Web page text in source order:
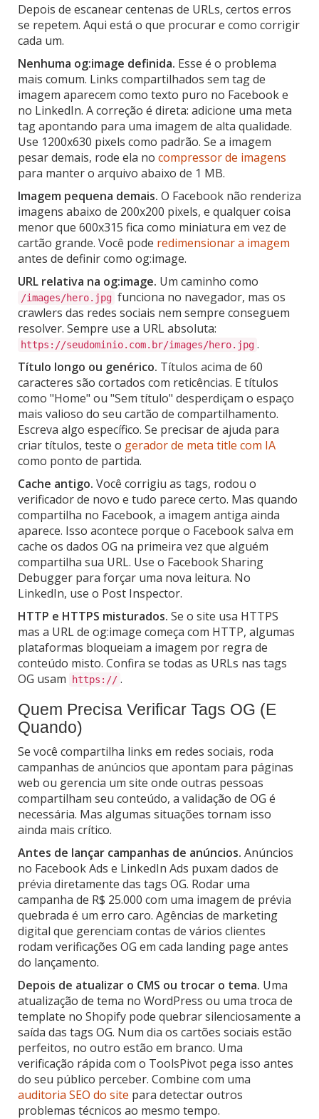
Depois de escanear centenas de URLs, certos erros
se repetem. Aqui está o que procurar e como corrigir
cada um.
Nenhuma og:image definida. Esse é o problema
mais comum. Links compartilhados sem tag de
imagem aparecem como texto puro no Facebook e
no LinkedIn. A correção é direta: adicione uma meta
tag apontando para uma imagem de alta qualidade.
Use 1200x630 pixels como padrão. Se a imagem
pesar demais, rode ela no compressor de imagens
para manter o arquivo abaixo de 1 MB.
Imagem pequena demais. O Facebook não renderiza
imagens abaixo de 200x200 pixels, e qualquer coisa
menor que 600x315 fica como miniatura em vez de
cartão grande. Você pode redimensionar a imagem
antes de definir como og:image.
URL relativa na og:image. Um caminho como
/images/hero.jpg funciona no navegador, mas os
crawlers das redes sociais nem sempre conseguem
resolver. Sempre use a URL absoluta:
https://seudominio.com.br/images/hero.jpg .
Título longo ou genérico. Títulos acima de 60
caracteres são cortados com reticências. E títulos
como "Home" ou "Sem título" desperdiçam o espaço
mais valioso do seu cartão de compartilhamento.
Escreva algo específico. Se precisar de ajuda para
criar títulos, teste o gerador de meta title com IA
como ponto de partida.
Cache antigo. Você corrigiu as tags, rodou o
verificador de novo e tudo parece certo. Mas quando
compartilha no Facebook, a imagem antiga ainda
aparece. Isso acontece porque o Facebook salva em
cache os dados OG na primeira vez que alguém
compartilha sua URL. Use o Facebook Sharing
Debugger para forçar uma nova leitura. No
LinkedIn, use o Post Inspector.
HTTP e HTTPS misturados. Se o site usa HTTPS
mas a URL de og:image começa com HTTP, algumas
plataformas bloqueiam a imagem por regra de
conteúdo misto. Confira se todas as URLs nas tags
OG usam
https:// .
Quem Precisa Verificar Tags OG (E
Quando)
Se você compartilha links em redes sociais, roda
campanhas de anúncios que apontam para páginas
web ou gerencia um site onde outras pessoas
compartilham seu conteúdo, a validação de OG é
necessária. Mas algumas situações tornam isso
ainda mais crítico.
Antes de lançar campanhas de anúncios. Anúncios
no Facebook Ads e LinkedIn Ads puxam dados de
prévia diretamente das tags OG. Rodar uma
campanha de R$ 25.000 com uma imagem de prévia
quebrada é um erro caro. Agências de marketing
digital que gerenciam contas de vários clientes
rodam verificações OG em cada landing page antes
do lançamento.
Depois de atualizar o CMS ou trocar o tema. Uma
atualização de tema no WordPress ou uma troca de
template no Shopify pode quebrar silenciosamente a
saída das tags OG. Num dia os cartões sociais estão
perfeitos, no outro estão em branco. Uma
verificação rápida com o ToolsPivot pega isso antes
do seu público perceber. Combine com uma
auditoria SEO do site para detectar outros
problemas técnicos ao mesmo tempo.